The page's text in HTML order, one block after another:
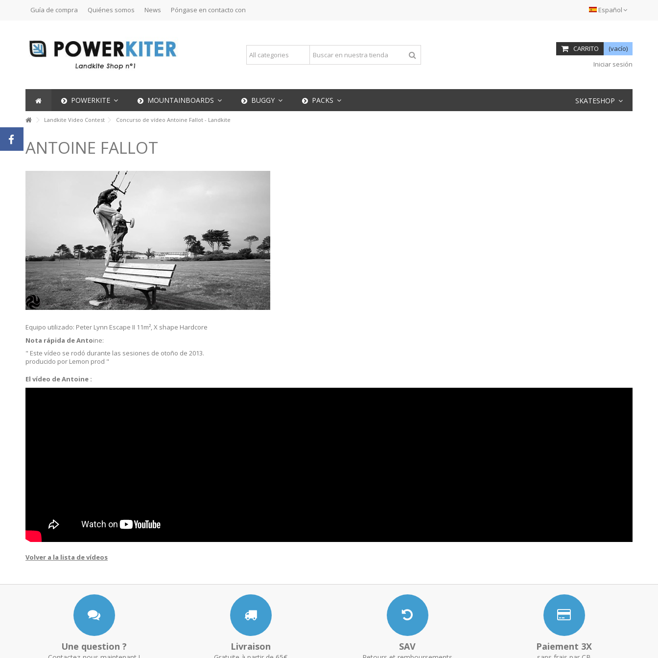
Español
Guía de compra Quiénes somos News Póngase en contacto con
CARRITO
(vacío)
Iniciar sesión
POWERKITE MOUNTAINBOARDS BUGGY PACKS SKATESHOP
Landkite Video Contest Concurso de vídeo Antoine Fallot - Landkite
ANTOINE FALLOT
Equipo utilizado: Peter Lynn Escape II 11m², X shape Hardcore
Nota rápida de Antoine:
" Este vídeo se rodó durante las sesiones de otoño de 2013.
producido por Lemon prod "
El vídeo de Antoine :
Volver a la lista de vídeos
Une question ? Livraison SAV Paiement 3X